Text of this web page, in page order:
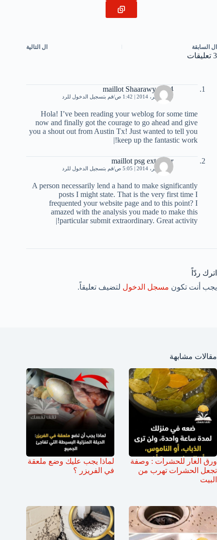
ال السابقة ال التالية
3 تعليقات
maillot Shaarawy 2014
20 سبتمبر، 2014 | 1:42 ص قم بتسجيل الدخول للرد
Hola! I’ve been reading your weblog for some time
now and finally got the courage to go ahead and give
you a shout out from Austin Tx! Just wanted to tell you
keep up the fantastic work!|
maillot psg exterieur
21 سبتمبر، 2014 | 5:05 ص قم بتسجيل الدخول للرد
A person necessarily lend a hand to make significantly
posts I might state. That is the very first time I
frequented your website page and to this point? I
amazed with the analysis you made to make this
particular submit extraordinary. Great activity!|
اترك ردّاً
يجب أنت تكون مسجل الدخول لتضيف تعليقاً.
مقالات مشابهة
ورق الغار للحشرات : وصفة
تجعل الحشرات تهرب من
البيت
لماذا يجب عليك وضع ملعقة
في الفريزر ؟